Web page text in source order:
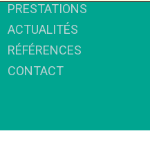
PRESTATIONS
ACTUALITÉS
RÉFÉRENCES
CONTACT